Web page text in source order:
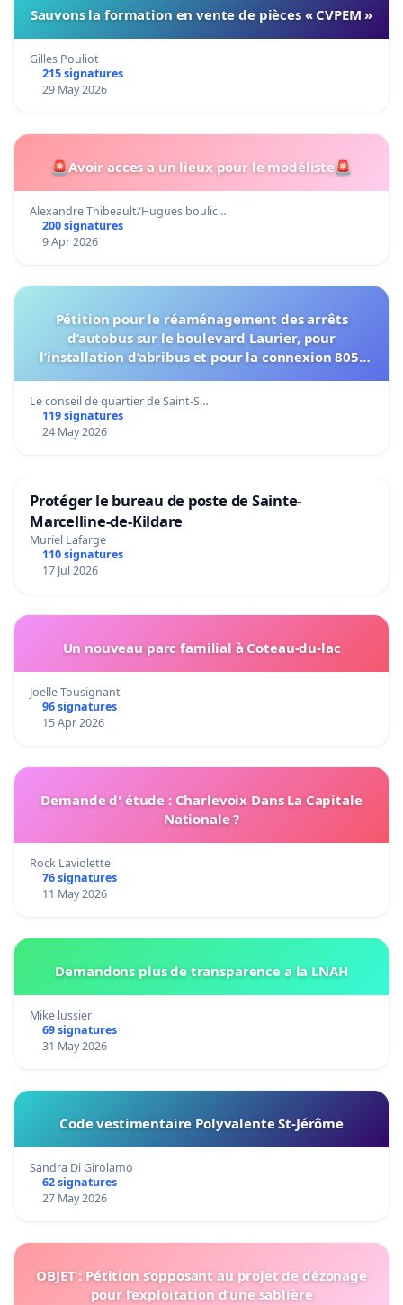
Sauvons la formation en vente de pièces « CVPEM »
Gilles Pouliot
215 signatures
29 May 2026
🚨Avoir acces a un lieux pour le modéliste🚨
Alexandre Thibeault/Hugues boulic…
200 signatures
9 Apr 2026
Pétition pour le réaménagement des arrêts
d’autobus sur le boulevard Laurier, pour
l’installation d’abribus et pour la connexion 805-
Le conseil de quartier de Saint-S…
119 signatures
24 May 2026
Protéger le bureau de poste de Sainte-
Marcelline-de-Kildare
Muriel Lafarge
110 signatures
17 Jul 2026
Un nouveau parc familial à Coteau-du-lac
Joelle Tousignant
96 signatures
15 Apr 2026
Demande d' étude : Charlevoix Dans La Capitale
Nationale ?
Rock Laviolette
76 signatures
11 May 2026
Demandons plus de transparence a la LNAH
Mike lussier
69 signatures
31 May 2026
Code vestimentaire Polyvalente St-Jérôme
Sandra Di Girolamo
62 signatures
27 May 2026
OBJET : Pétition s’opposant au projet de dézonage
pour l’exploitation d’une sablière